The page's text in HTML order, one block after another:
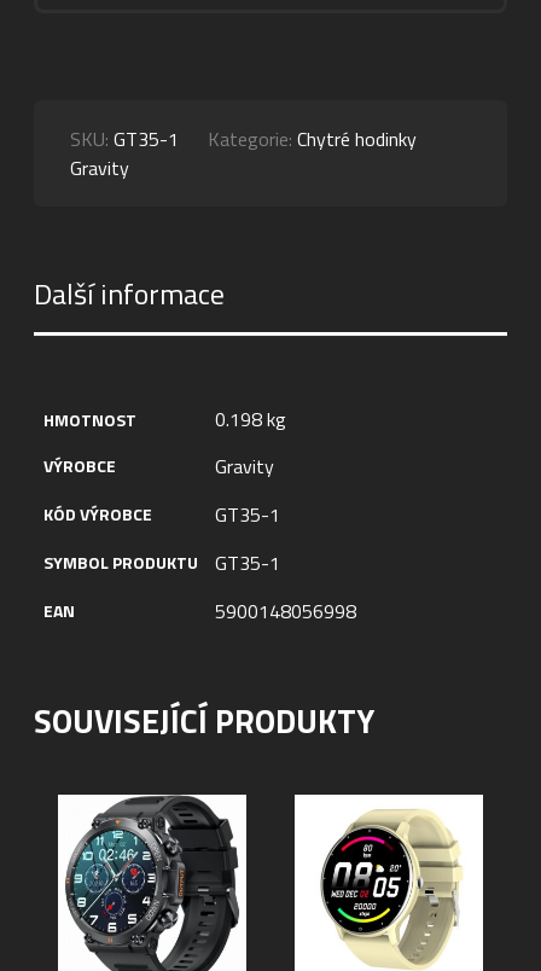
SKU:GT35-1 Kategorie:Chytré hodinky
Gravity
Další informace
HMOTNOST 0.198 kg
VÝROBCE Gravity
KÓD VÝROBCE GT35-1
SYMBOL PRODUKTU GT35-1
EAN 5900148056998
SOUVISEJÍCÍ PRODUKTY